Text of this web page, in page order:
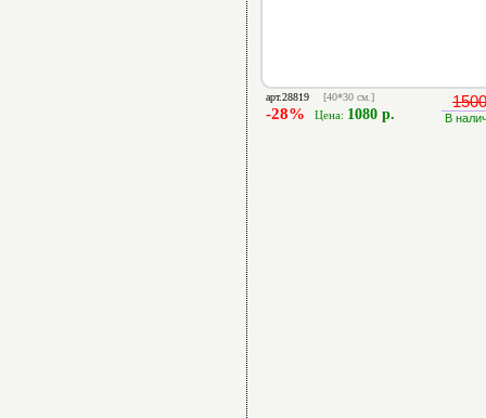
арт.28819 [40*30 см.]
-28% Цена: 1080 р. В